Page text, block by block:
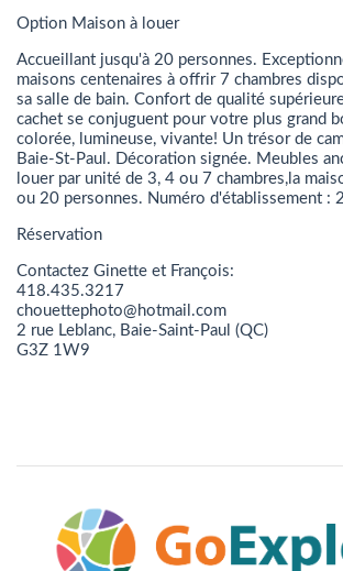
Option Maison à louer
Accueillant jusqu'à 20 personnes.
maisons centenaires à offrir 7 chambres
sa salle de bain. Confort de qualité
cachet se conjuguent pour votre plus grand
colorée, lumineuse, vivante! Un trésor de
Baie-St-Paul. Décoration signée. Meubles
louer par unité de 3, 4 ou 7 chambres,la
ou 20 personnes. Numéro d'établissement :
Réservation
Contactez Ginette et François:
418.435.3217
chouettephoto@hotmail.com
2 rue Leblanc, Baie-Saint-Paul (QC)
G3Z 1W9